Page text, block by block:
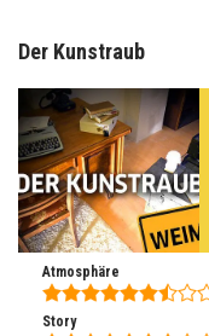
Der Kunstraub
Atmosphäre
Story